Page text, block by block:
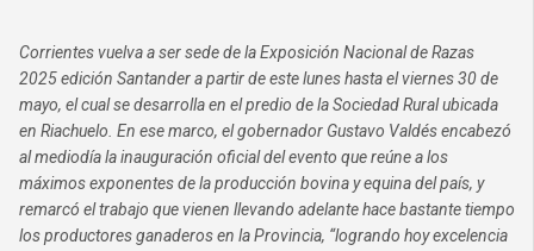
Corrientes vuelva a ser sede de la Exposición Nacional de Razas
2025 edición Santander a partir de este lunes hasta el viernes 30 de
mayo, el cual se desarrolla en el predio de la Sociedad Rural ubicada
en Riachuelo. En ese marco, el gobernador Gustavo Valdés encabezó
al mediodía la inauguración oficial del evento que reúne a los
máximos exponentes de la producción bovina y equina del país, y
remarcó el trabajo que vienen llevando adelante hace bastante tiempo
los productores ganaderos en la Provincia, “logrando hoy excelencia